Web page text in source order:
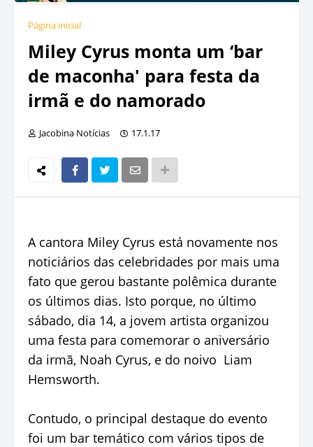
Página inicial
Miley Cyrus monta um ‘bar
de maconha' para festa da
irmã e do namorado
Jacobina Notícias 17.1.17
A cantora Miley Cyrus está novamente nos
noticiários das celebridades por mais uma
fato que gerou bastante polêmica durante
os últimos dias. Isto porque, no último
sábado, dia 14, a jovem artista organizou
uma festa para comemorar o aniversário
da irmã, Noah Cyrus, e do noivo Liam
Hemsworth.
Contudo, o principal destaque do evento
foi um bar temático com vários tipos de